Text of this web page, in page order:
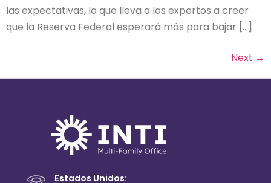
las expectativas, lo que lleva a los expertos a creer
que la Reserva Federal esperará más para bajar […]
Next →
Estados Unidos: